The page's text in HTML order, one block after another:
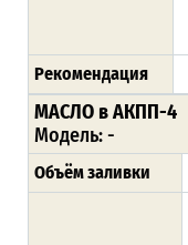
Рекомендация
МАСЛО в АКПП-4
Модель: -
Объём заливки